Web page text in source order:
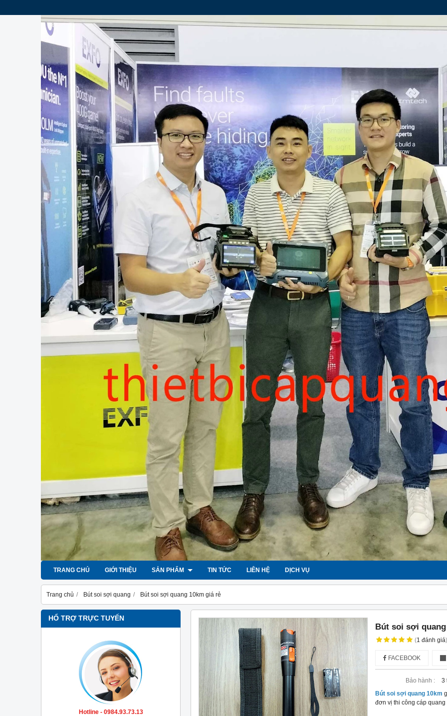
TRANG CHỦ GIỚI THIỆU SẢN PHẨM TIN TỨC LIÊN HỆ DỊCH VỤ
Trang chủ Bút soi sợi quang Bút soi sợi quang 10km giá rẻ
HỔ TRỢ TRỰC TUYẾN
Hotline - 0984.93.73.13
Bút soi sợi
(1đánh giá)
FACEBOOK
Bảo hành :
3
Bút soi sợi quang 10km
đơn vị thi công cáp